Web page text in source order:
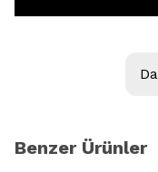
Benzer Ürünler